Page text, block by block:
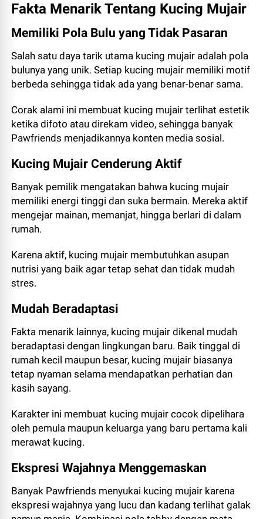
Fakta Menarik Tentang Kucing Mujair
Memiliki Pola Bulu yang Tidak Pasaran
Salah satu daya tarik utama kucing mujair adalah pola
bulunya yang unik. Setiap kucing mujair memiliki motif
berbeda sehingga tidak ada yang benar-benar sama.
Corak alami ini membuat kucing mujair terlihat estetik
ketika difoto atau direkam video, sehingga banyak
Pawfriends menjadikannya konten media sosial.
Kucing Mujair Cenderung Aktif
Banyak pemilik mengatakan bahwa kucing mujair
memiliki energi tinggi dan suka bermain. Mereka aktif
mengejar mainan, memanjat, hingga berlari di dalam
rumah.
Karena aktif, kucing mujair membutuhkan asupan
nutrisi yang baik agar tetap sehat dan tidak mudah
stres.
Mudah Beradaptasi
Fakta menarik lainnya, kucing mujair dikenal mudah
beradaptasi dengan lingkungan baru. Baik tinggal di
rumah kecil maupun besar, kucing mujair biasanya
tetap nyaman selama mendapatkan perhatian dan
kasih sayang.
Karakter ini membuat kucing mujair cocok dipelihara
oleh pemula maupun keluarga yang baru pertama kali
merawat kucing.
Ekspresi Wajahnya Menggemaskan
Banyak Pawfriends menyukai kucing mujair karena
ekspresi wajahnya yang lucu dan kadang terlihat galak